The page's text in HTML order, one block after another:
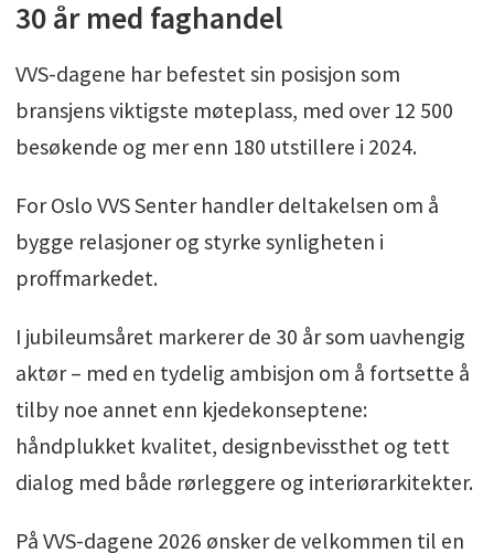
30 år med faghandel
VVS-dagene har befestet sin posisjon som
bransjens viktigste møteplass, med over 12 500
besøkende og mer enn 180 utstillere i 2024.
For Oslo VVS Senter handler deltakelsen om å
bygge relasjoner og styrke synligheten i
proffmarkedet.
I jubileumsåret markerer de 30 år som uavhengig
aktør – med en tydelig ambisjon om å fortsette å
tilby noe annet enn kjedekonseptene:
håndplukket kvalitet, designbevissthet og tett
dialog med både rørleggere og interiørarkitekter.
På VVS-dagene 2026 ønsker de velkommen til en